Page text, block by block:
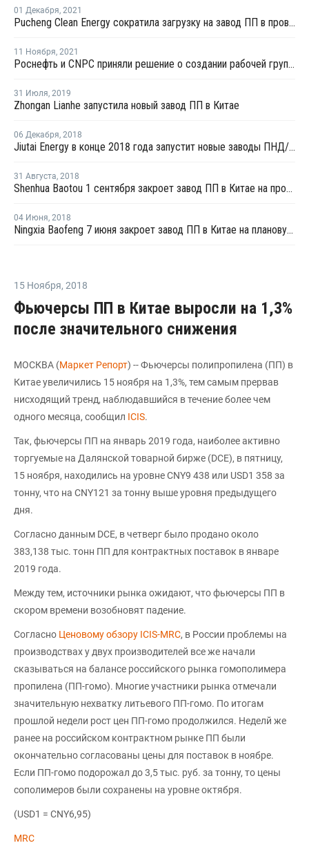
01 Декабря, 2021
Pucheng Clean Energy сократила загрузку на завод ПП в провинции Шаньси до 80%
11 Ноября, 2021
Роснефть и CNPC приняли решение о создании рабочей группы по углеродному менеджменту
31 Июля, 2019
Zhongan Lianhe запустила новый завод ПП в Китае
06 Декабря, 2018
Jiutai Energy в конце 2018 года запустит новые заводы ПНД/ЛПНП и ПП в Китае
31 Августа, 2018
Shenhua Baotou 1 сентября закроет завод ПП в Китае на профилактику
04 Июня, 2018
Ningxia Baofeng 7 июня закроет завод ПП в Китае на плановую профилактику
15 Ноября, 2018
Фьючерсы ПП в Китае выросли на 1,3%
после значительного снижения
МОСКВА (Маркет Репорт) -- Фьючерсы полипропилена (ПП) в
Китае увеличились 15 ноября на 1,3%, тем самым прервав
нисходящий тренд, наблюдавшийся в течение более чем
одного месяца, сообщил ICIS.
Так, фьючерсы ПП на январь 2019 года, наиболее активно
торгуемые на Далянской товарной бирже (DCE), в пятницу,
15 ноября, находились на уровне CNY9 438 или USD1 358 за
тонну, что на CNY121 за тонну выше уровня предыдущего
дня.
Согласно данным DCE, в четверг было продано около
383,138 тыс. тонн ПП для контрактных поставок в январе
2019 года.
Между тем, источники рынка ожидают, что фьючерсы ПП в
скором времени возобновят падение.
Согласно Ценовому обзору ICIS-MRC, в России проблемы на
производствах у двух производителей все же начали
сказываться на балансе российского рынка гомополимера
пропилена (ПП-гомо). Многие участники рынка отмечали
значительную нехватку литьевого ПП-гомо. По итогам
прошлой недели рост цен ПП-гомо продолжился. Неделй же
ранее на российском контрактном рынке ПП были
окончательно согласованы цены для поставок в ноябре.
Если ПП-гомо подорожал до 3,5 тыс. руб. за тонну, то цены
сополимеров были сохранены на уровне октября.
(USD1 = CNY6,95)
MRC